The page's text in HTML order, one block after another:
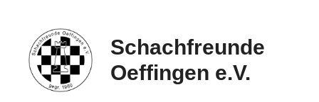
Schachfreunde
Oeffingen e.V.